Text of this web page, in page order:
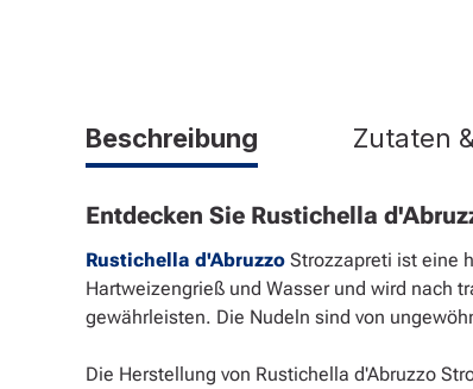
Beschreibung Zutaten
Entdecken Sie Rustichella
Rustichella d'Abruzzo Strozzapreti ist eine
Hartweizengrieß und Wasser und wird nach
gewährleisten. Die Nudeln sind von
Die Herstellung von Rustichella d'Abruzzo